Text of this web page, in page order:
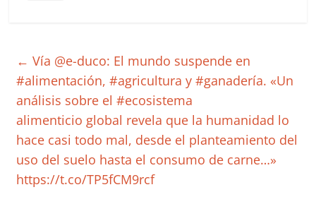
← Vía @e-duco: El mundo suspende en
#alimentación, #agricultura y #ganadería. «Un
análisis sobre el #ecosistema
alimenticio global revela que la humanidad lo
hace casi todo mal, desde el planteamiento del
uso del suelo hasta el consumo de carne…»
https://t.co/TP5fCM9rcf